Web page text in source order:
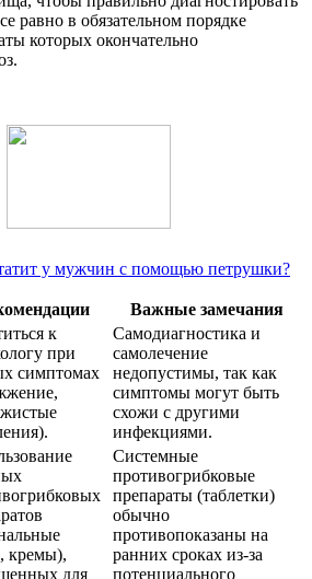
равно в обязательном порядке
которых окончательно
у мужчин с помощью петрушки?
Важные замечания
к
при
симптомах
Самодиагностика и
самолечение
недопустимы, так как
симптомы могут быть
схожи с другими
инфекциями.
кремы),
для
Системные
противогрибковые
препараты (таблетки)
обычно
противопоказаны на
ранних сроках из-за
потенциального